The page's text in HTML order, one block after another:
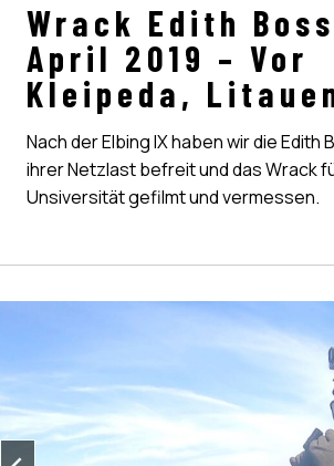
Wrack Edith
April 2019 – Vor
Kleipeda,
Nach der Elbing IX haben wir die Edith
ihrer Netzlast befreit und das Wrack
Unsiversität gefilmt und vermessen.